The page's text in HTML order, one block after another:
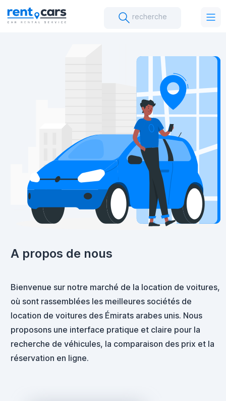
recherche
A propos de nous
Bienvenue sur notre marché de la location de voitures,
où sont rassemblées les meilleures sociétés de
location de voitures des Émirats arabes unis. Nous
proposons une interface pratique et claire pour la
recherche de véhicules, la comparaison des prix et la
réservation en ligne.